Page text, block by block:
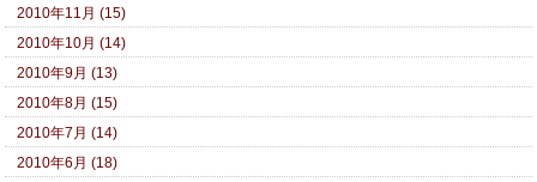
2010年11月 (15)
2010年10月 (14)
2010年9月 (13)
2010年8月 (15)
2010年7月 (14)
2010年6月 (18)